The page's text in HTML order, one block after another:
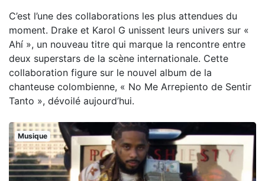
C’est l’une des collaborations les plus attendues du
moment. Drake et Karol G unissent leurs univers sur «
Ahí », un nouveau titre qui marque la rencontre entre
deux superstars de la scène internationale. Cette
collaboration figure sur le nouvel album de la
chanteuse colombienne, « No Me Arrepiento de Sentir
Tanto », dévoilé aujourd’hui.
Musique